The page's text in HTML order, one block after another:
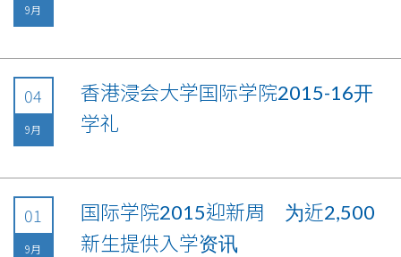
9月
04
9月
香港浸会大学国际学院2015-16开
学礼
01
9月
国际学院2015迎新周 为近2,500
新生提供入学资讯